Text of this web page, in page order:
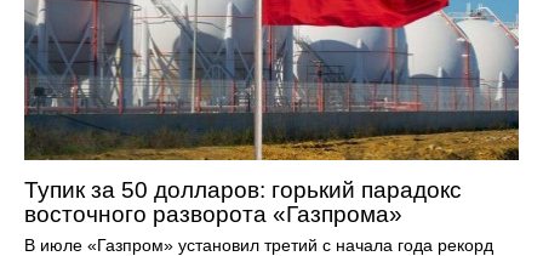
Тупик за 50 долларов: горький парадокс
восточного разворота «Газпрома»
В июле «Газпром» установил третий с начала года рекорд